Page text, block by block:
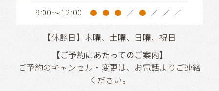
9:00～12:00 ● ● ● ／ ● ／ ／ ／
【休診日】木曜、土曜、日曜、祝日
【ご予約にあたってのご案内】
ご予約のキャンセル・変更は、お電話よりご連絡
ください。